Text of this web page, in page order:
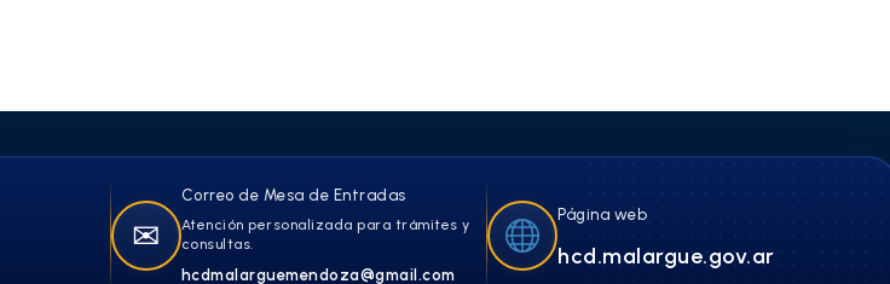
✉
Correo de Mesa de Entradas
Atención personalizada para trámites y
consultas.
hcdmalarguemendoza@gmail.com
Página web
hcd.malargue.gov.ar